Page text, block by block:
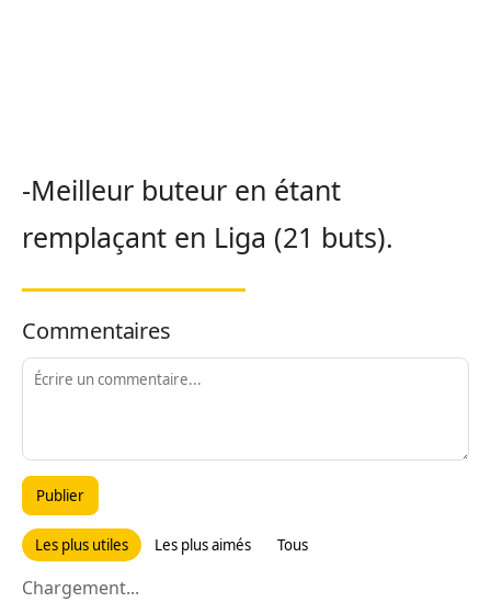
-Meilleur buteur en étant
remplaçant en Liga (21 buts).
Commentaires
Publier
Les plus utiles Les plus aimés Tous
Chargement...